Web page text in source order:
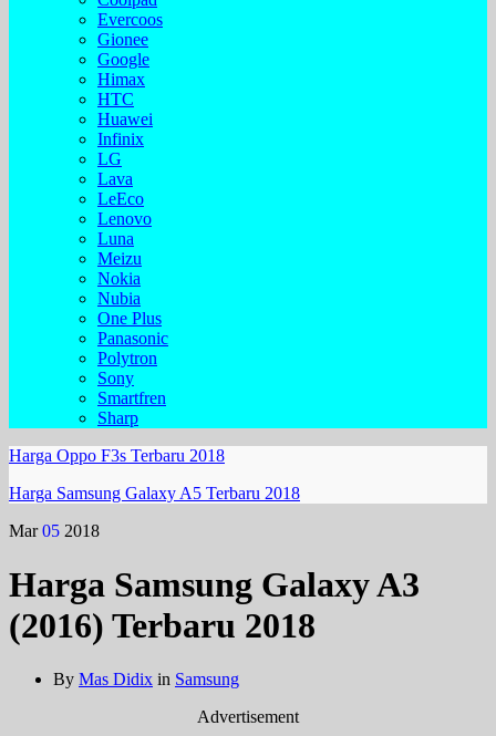
Evercoos
Gionee
Google
Himax
HTC
Huawei
Infinix
LG
Lava
LeEco
Lenovo
Luna
Meizu
Nokia
Nubia
One Plus
Panasonic
Polytron
Sony
Smartfren
Sharp
Harga Oppo F3s Terbaru 2018
Harga Samsung Galaxy A5 Terbaru 2018
Mar 05 2018
Harga Samsung Galaxy A3
(2016) Terbaru 2018
By Mas Didix in Samsung
Advertisement